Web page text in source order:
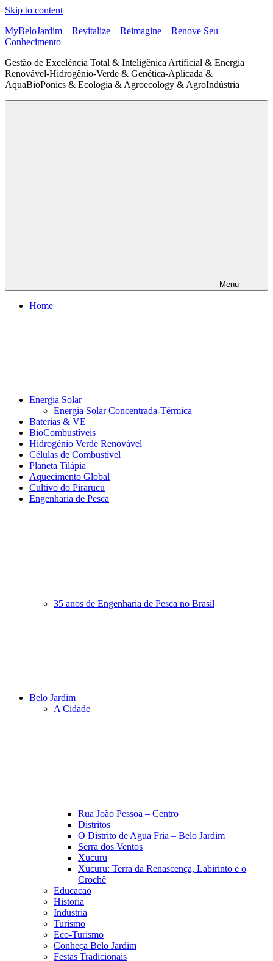
Skip to content
MyBeloJardim – Revitalize – Reimagine – Renove Seu
Conhecimento
Gestão de Excelência Total & Inteligênica Artificial & Energia
Renovável-Hidrogênio-Verde & Genética-Aplicada &
AquaBioPonics & Ecologia & Agroecology & AgroIndústria
Menu
Home
Energia Solar
Energia Solar Concentrada-Têrmica
Baterias & VE
BioCombustíveis
Hidrogênio Verde Renovável
Células de Combustível
Planeta Tilápia
Aquecimento Global
Cultivo do Pirarucu
Engenharia de Pesca
35 anos de Engenharia de Pesca no Brasil
Belo Jardim
A Cidade
Rua João Pessoa – Centro
Distritos
O Distrito de Agua Fria – Belo Jardim
Serra dos Ventos
Xucuru
Xucuru: Terra da Renascença, Labirinto e o
Crochê
Educacao
Historia
Industria
Turismo
Eco-Turismo
Conheça Belo Jardim
Festas Tradicionais